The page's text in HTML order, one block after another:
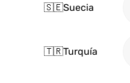
🇸🇪Suecia
🇹🇷Turquía